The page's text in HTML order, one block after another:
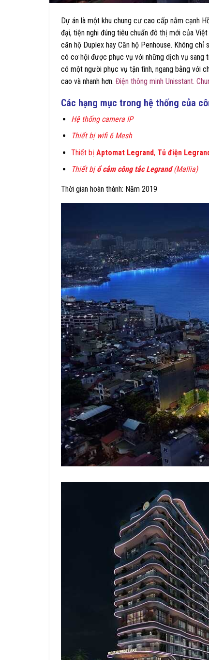
Dự án là một khu chung cư cao cấp nằm cạnh
đại, tiện nghi đúng tiêu chuẩn đô thị mới của
căn hộ Duplex hay Căn hộ Penhouse. Không
có cơ hội được phục vụ với những dịch vụ sang
có một người phục vụ tận tình, ngang bằng với
cao và nhanh hơn. Điện thông minh Unisstant.
Các hạng mục trong hệ thống của
Hệ thống camera IP
Thiết bị wifi 6 Mesh
Thiết bị Aptomat Legrand, Tủ điện
Thiết bịổ cắm công tắc Legrand(Mallia)
Thời gian hoàn thành: Năm 2019